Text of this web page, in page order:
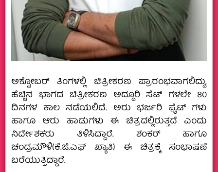
ಅಕ್ಟೋಬರ್ ತಿಂಗಳಲ್ಲಿ ಚಿತ್ರೀಕರಣ ಪ್ರಾರಂಭವಾಗಲಿದ್ದು,
ಹೆಚ್ಚಿನ ಭಾಗದ ‌ಚಿತ್ರೀಕರಣ ಅದ್ದೂರಿ ಸೆಟ್ ಗಳಲೇ 80
ದಿನಗಳ ಕಾಲ ನಡೆಯಲಿದೆ. ಅರು ಭರ್ಜರಿ ಫೈಟ್ ಗಳು
ಹಾಗೂ ಆರು ಹಾಡುಗಳು ಈ ಚಿತ್ರದಲ್ಲಿರುತ್ತದೆ ಎಂದು
ನಿರ್ದೇಶಕರು ತಿಳಿಸಿದ್ದಾರೆ. ಶಂಕರ್ ಹಾಗೂ
ಚಂದ್ರಮೌಳಿ(ಕೆ.ಜಿ.ಎಫ್ ಖ್ಯಾತಿ) ಈ ಚಿತ್ರಕ್ಕೆ ಸಂಭಾಷಣೆ
ಬರೆಯುತ್ತಿದ್ದಾರೆ.